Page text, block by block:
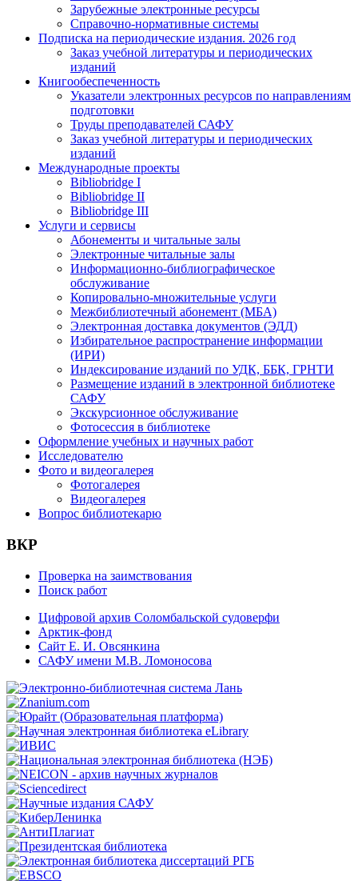
Зарубежные электронные ресурсы
Справочно-нормативные системы
Подписка на периодические издания. 2026 год
Заказ учебной литературы и периодических
изданий
Книгообеспеченность
Указатели электронных ресурсов по направлениям
подготовки
Труды преподавателей САФУ
Заказ учебной литературы и периодических
изданий
Международные проекты
Bibliobridge I
Bibliobridge II
Bibliobridge III
Услуги и сервисы
Абонементы и читальные залы
Электронные читальные залы
Информационно-библиографическое
обслуживание
Копировально-множительные услуги
Межбиблиотечный абонемент (МБА)
Электронная доставка документов (ЭДД)
Избирательное распространение информации
(ИРИ)
Индексирование изданий по УДК, ББК, ГРНТИ
Размещение изданий в электронной библиотеке
САФУ
Экскурсионное обслуживание
Фотосессия в библиотеке
Оформление учебных и научных работ
Исследователю
Фото и видеогалерея
Фотогалерея
Видеогалерея
Вопрос библиотекарю
ВКР
Проверка на заимствования
Поиск работ
Цифровой архив Соломбальской судоверфи
Арктик-фонд
Сайт Е. И. Овсянкина
САФУ имени М.В. Ломоносова